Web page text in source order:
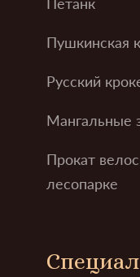
Пушкинская
Русский
Мангальные
Прокат
лесопарке